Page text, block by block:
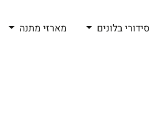
סידורי בלונים מארזי מתנה